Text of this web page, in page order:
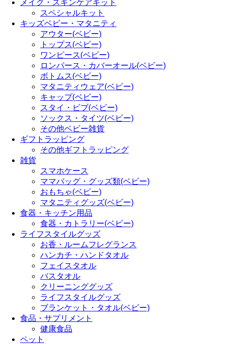
メイク・スキンケアキット
スペシャルキット
キッズベビー・マタニティ
アウター(ベビー)
トップス(ベビー)
ワンピース(ベビー)
ロンパース・カバーオール(ベビー)
ボトムス(ベビー)
マタニティウェア(ベビー)
キャップ(ベビー)
スタイ・ビブ(ベビー)
ソックス・タイツ(ベビー)
その他ベビー雑貨
ギフトラッピング
その他ギフトラッピング
雑貨
スマホケース
ママバッグ・グッズ類(ベビー)
おもちゃ(ベビー)
マタニティグッズ(ベビー)
食器・キッチン用品
食器・カトラリー(ベビー)
ライフスタイルグッズ
お香・ルームフレグランス
ハンカチ・ハンドタオル
フェイスタオル
バスタオル
クリーニンググッズ
ライフスタイルグッズ
ブランケット・タオル(ベビー)
食品・サプリメント
健康食品
ペット